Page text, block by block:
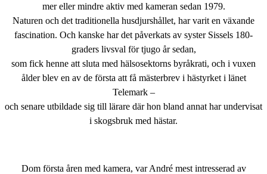
mer eller mindre aktiv med kameran sedan 1979.
Naturen och det traditionella husdjurshållet, har varit en växande
fascination. Och kanske har det påverkats av syster Sissels 180-
graders livsval för tjugo år sedan,
som fick henne att sluta med hälsosektorns byråkrati, och i vuxen
ålder blev en av de första att få mästerbrev i hästyrket i länet
Telemark –
och senare utbildade sig till lärare där hon bland annat har undervisat
i skogsbruk med hästar.
Dom första åren med kamera, var André mest intresserad av